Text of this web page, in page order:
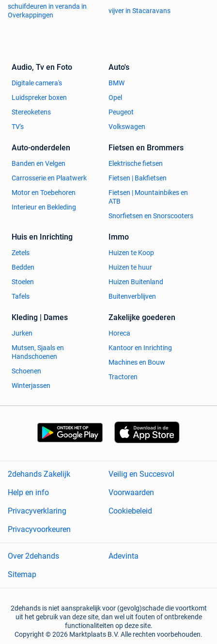
schuifdeuren in veranda in
Overkappingen
vijver in Stacaravans
Audio, Tv en Foto
Digitale camera's
Luidspreker boxen
Stereoketens
TV's
Auto's
BMW
Opel
Peugeot
Volkswagen
Auto-onderdelen
Banden en Velgen
Carrosserie en Plaatwerk
Motor en Toebehoren
Interieur en Bekleding
Fietsen en Brommers
Elektrische fietsen
Fietsen | Bakfietsen
Fietsen | Mountainbikes en
ATB
Snorfietsen en Snorscooters
Huis en Inrichting
Zetels
Bedden
Stoelen
Tafels
Immo
Huizen te Koop
Huizen te huur
Huizen Buitenland
Buitenverblijven
Kleding | Dames
Jurken
Mutsen, Sjaals en
Handschoenen
Schoenen
Winterjassen
Zakelijke goederen
Horeca
Kantoor en Inrichting
Machines en Bouw
Tractoren
2dehands Zakelijk
Veilig en Succesvol
Help en info
Voorwaarden
Privacyverklaring
Cookiebeleid
Privacyvoorkeuren
Over 2dehands
Adevinta
Sitemap
2dehands is niet aansprakelijk voor (gevolg)schade die voortkomt
uit het gebruik van deze site, dan wel uit fouten of ontbrekende
functionaliteiten op deze site.
Copyright © 2026 Marktplaats B.V. Alle rechten voorbehouden.